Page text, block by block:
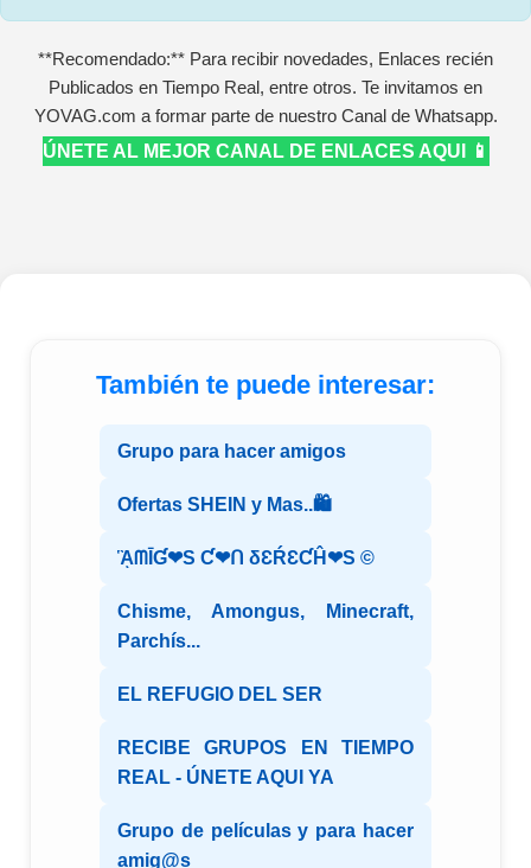
**Recomendado:** Para recibir novedades, Enlaces recién
Publicados en Tiempo Real, entre otros. Te invitamos en
YOVAG.com a formar parte de nuestro Canal de Whatsapp.
ÚNETE AL MEJOR CANAL DE ENLACES AQUI 📱
También te puede interesar:
Grupo para hacer amigos
Ofertas SHEIN y Mas..🛍️
ᾋᗰĪƓ❤S Ƈ❤ᑎ δƐŔƐƇĤ❤S ©️
Chisme, Amongus, Minecraft,
Parchís...
EL REFUGIO DEL SER
RECIBE GRUPOS EN TIEMPO
REAL - ÚNETE AQUI YA
Grupo de películas y para hacer
amig@s